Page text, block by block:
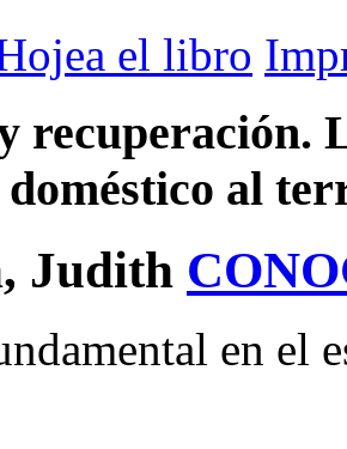
el libro
recuperación.
al
Judith
en el